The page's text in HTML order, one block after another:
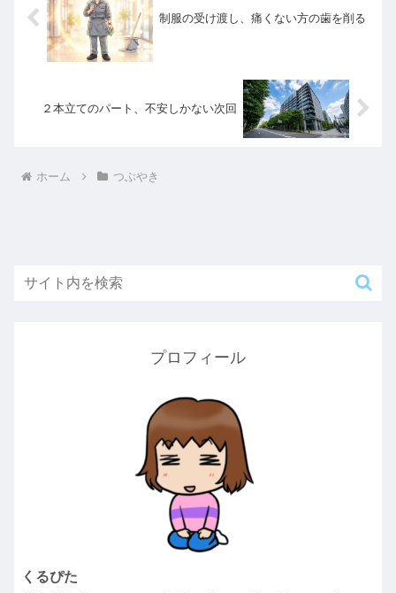
制服の受け渡し、痛くない方の歯を削る
２本立てのパート、不安しかない次回
ホーム つぶやき
プロフィール
くるぴた